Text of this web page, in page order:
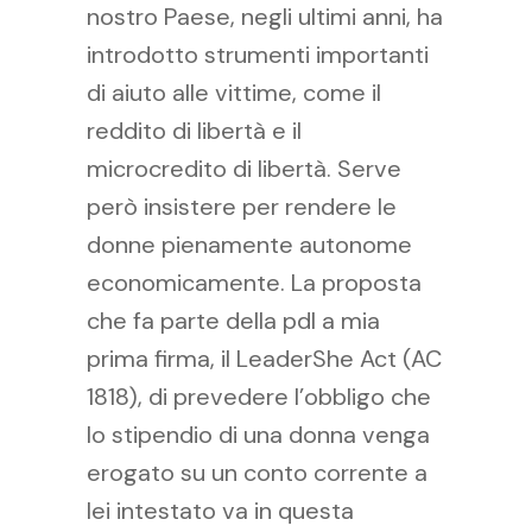
nostro Paese, negli ultimi anni, ha
introdotto strumenti importanti
di aiuto alle vittime, come il
reddito di libertà e il
microcredito di libertà. Serve
però insistere per rendere le
donne pienamente autonome
economicamente. La proposta
che fa parte della pdl a mia
prima firma, il LeaderShe Act (AC
1818), di prevedere l’obbligo che
lo stipendio di una donna venga
erogato su un conto corrente a
lei intestato va in questa